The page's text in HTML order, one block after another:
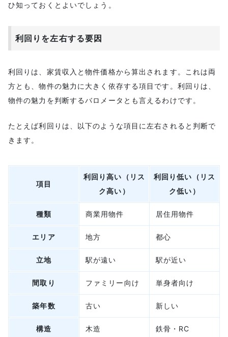
ひ知っておくとよいでしょう。
利回りを左右する要因
利回りは、家賃収入と物件価格から算出されます。これは両
方とも、物件の魅力に大きく依存する項目です。利回りは、
物件の魅力を判断するバロメータとも言えるわけです。
たとえば利回りは、以下のような項目に左右されると判断で
きます。
項目
利回り高い（リス
ク高い）
利回り低い（リス
ク低い）
種類 商業用物件 居住用物件
エリア 地方 都心
立地 駅が遠い 駅が近い
間取り ファミリー向け 単身者向け
築年数 古い 新しい
構造 木造 鉄骨・RC